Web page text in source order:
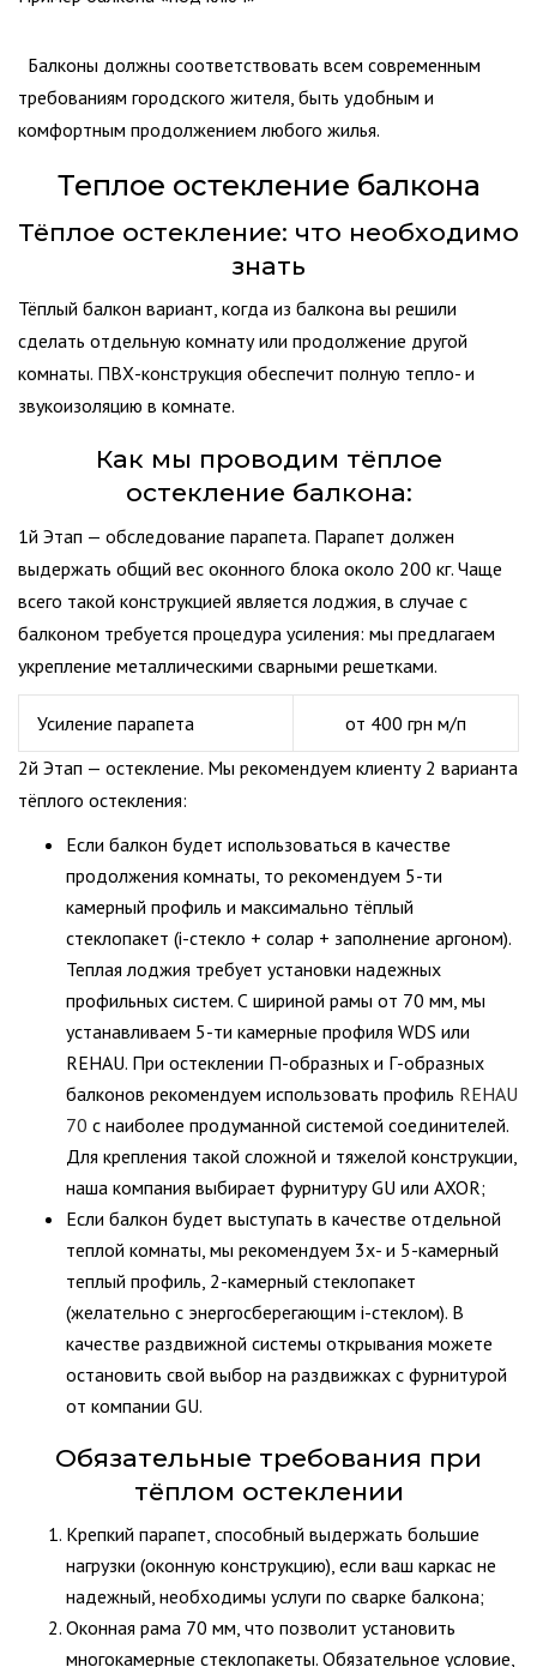
Балконы должны соответствовать всем современным
требованиям городского жителя, быть удобным и
комфортным продолжением любого жилья.
Теплое остекление балкона
Тёплое остекление: что необходимо
знать
Тёплый балкон вариант, когда из балкона вы решили
сделать отдельную комнату или продолжение другой
комнаты. ПВХ-конструкция обеспечит полную тепло- и
звукоизоляцию в комнате.
Как мы проводим тёплое
остекление балкона:
1й Этап — обследование парапета. Парапет должен
выдержать общий вес оконного блока около 200 кг. Чаще
всего такой конструкцией является лоджия, в случае с
балконом требуется процедура усиления: мы предлагаем
укрепление металлическими сварными решетками.
Усиление парапета
от 400 грн м/п
2й Этап — остекление. Мы рекомендуем клиенту 2 варианта
тёплого остекления:
Если балкон будет использоваться в качестве
продолжения комнаты, то рекомендуем 5-ти
камерный профиль и максимально тёплый
стеклопакет (i-стекло + солар + заполнение аргоном).
Теплая лоджия требует установки надежных
профильных систем. С шириной рамы от 70 мм, мы
устанавливаем 5-ти камерные профиля WDS или
REHAU. При остеклении П-образных и Г-образных
балконов рекомендуем использовать профиль REHAU
70 с наиболее продуманной системой соединителей.
Для крепления такой сложной и тяжелой конструкции,
наша компания выбирает фурнитуру GU или AXOR;
Если балкон будет выступать в качестве отдельной
теплой комнаты, мы рекомендуем 3х- и 5-камерный
теплый профиль, 2-камерный стеклопакет
(желательно с энергосберегающим i-стеклом). В
качестве раздвижной системы открывания можете
остановить свой выбор на раздвижках с фурнитурой
от компании GU.
Обязательные требования при
тёплом остеклении
Крепкий парапет, способный выдержать большие
нагрузки (оконную конструкцию), если ваш каркас не
надежный, необходимы услуги по сварке балкона;
Оконная рама 70 мм, что позволит установить
многокамерные стеклопакеты. Обязательное условие,